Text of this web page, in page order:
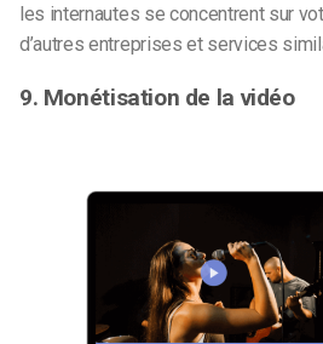
les internautes se concentrent sur
d’autres entreprises et services
9. Monétisation de la vidéo